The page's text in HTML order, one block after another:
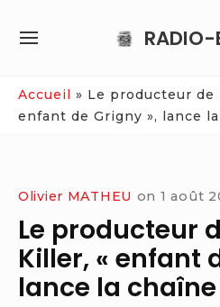
RADIO-
SITE
Accueil » Le producteur de
enfant de Grigny », lance
Olivier MATHEU on 1 août
Le producteur
Killer, « enfant
lance la chaîne